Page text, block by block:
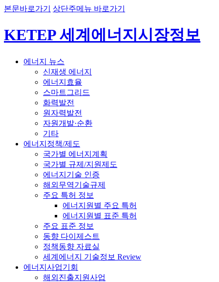
본문바로가기 상단주메뉴 바로가기
KETEP 세계에너지시장정보
에너지 뉴스
신재생 에너지
에너지효율
스마트그리드
화력발전
원자력발전
자원개발·순환
기타
에너지정책/제도
국가별 에너지계획
국가별 규제/지원제도
에너지기술 인증
해외무역기술규제
주요 특허 정보
에너지원별 주요 특허
에너지원별 표준 특허
주요 표준 정보
동향 다이제스트
정책동향 자료실
세계에너지 기술정보 Review
에너지사업기회
해외진출지원사업